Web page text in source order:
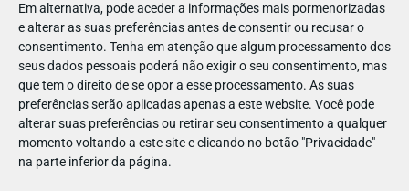
Em alternativa, pode aceder a informações mais pormenorizadas
e alterar as suas preferências antes de consentir ou recusar o
consentimento. Tenha em atenção que algum processamento dos
seus dados pessoais poderá não exigir o seu consentimento, mas
que tem o direito de se opor a esse processamento. As suas
preferências serão aplicadas apenas a este website. Você pode
alterar suas preferências ou retirar seu consentimento a qualquer
momento voltando a este site e clicando no botão "Privacidade"
na parte inferior da página.
seu lado quando passou por isso.
participaçãoe a consequente partilha desta história
habilita o participante a ganhar um dos 200 convites duplos
para o concerto exclusivo Staples, com a Carolina Deslandes,
o Fernando Daniel e o Carlão. O grande evento decorre no dia
2 de outubro no Capitólio, em Lisboa.